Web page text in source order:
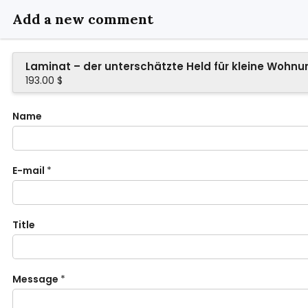
Add a new comment
Laminat – der unterschätzte Held für kleine
193.00 $
Name
E-mail *
Title
Message *